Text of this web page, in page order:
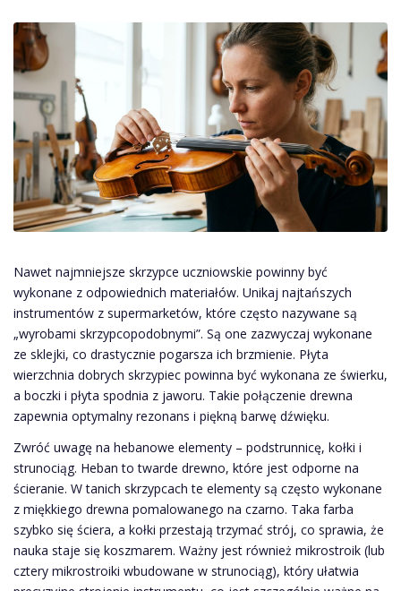
Nawet najmniejsze skrzypce uczniowskie powinny być
wykonane z odpowiednich materiałów. Unikaj najtańszych
instrumentów z supermarketów, które często nazywane są
„wyrobami skrzypcopodobnymi”. Są one zazwyczaj wykonane
ze sklejki, co drastycznie pogarsza ich brzmienie. Płyta
wierzchnia dobrych skrzypiec powinna być wykonana ze świerku,
a boczki i płyta spodnia z jaworu. Takie połączenie drewna
zapewnia optymalny rezonans i piękną barwę dźwięku.
Zwróć uwagę na hebanowe elementy – podstrunnicę, kołki i
strunociąg. Heban to twarde drewno, które jest odporne na
ścieranie. W tanich skrzypcach te elementy są często wykonane
z miękkiego drewna pomalowanego na czarno. Taka farba
szybko się ściera, a kołki przestają trzymać strój, co sprawia, że
nauka staje się koszmarem. Ważny jest również mikrostroik (lub
cztery mikrostroiki wbudowane w strunociąg), który ułatwia